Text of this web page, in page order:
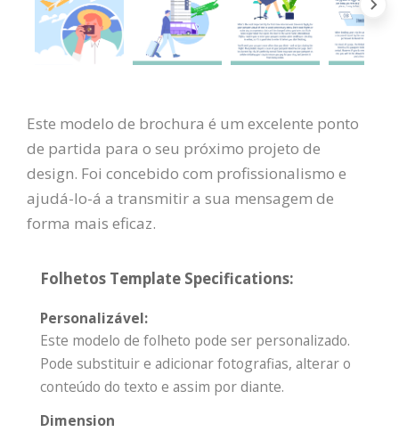
Este modelo de brochura é um excelente ponto
de partida para o seu próximo projeto de
design. Foi concebido com profissionalismo e
ajudá-lo-á a transmitir a sua mensagem de
forma mais eficaz.
Folhetos Template Specifications:
Personalizável:
Este modelo de folheto pode ser personalizado.
Pode substituir e adicionar fotografias, alterar o
conteúdo do texto e assim por diante.
Dimension